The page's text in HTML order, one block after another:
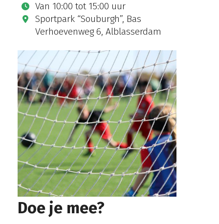
Van 10:00 tot 15:00 uur
Sportpark “Souburgh”, Bas
Verhoevenweg 6, Alblasserdam
Doe je mee?